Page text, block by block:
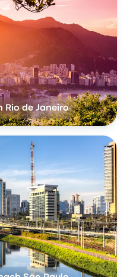
Rio de Janeiro